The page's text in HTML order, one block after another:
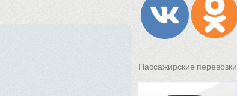
Пассажирские перевозки